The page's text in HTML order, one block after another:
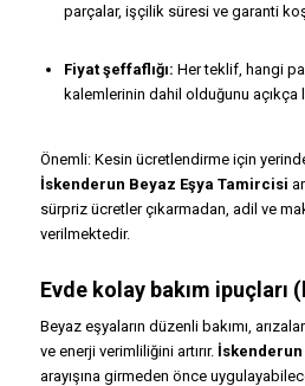
parçalar, işçilik süresi ve garanti
Fiyat şeffaflığı: Her teklif, hangi
kalemlerinin dahil olduğunu açıkça
Önemli: Kesin ücretlendirme için
İskenderun Beyaz Eşya Tamircisi
sürpriz ücretler çıkarmadan, adil ve
verilmektedir.
Evde kolay bakım ipuçları
Beyaz eşyaların düzenli bakımı,
ve enerji verimliliğini artırır.
arayışına girmeden önce